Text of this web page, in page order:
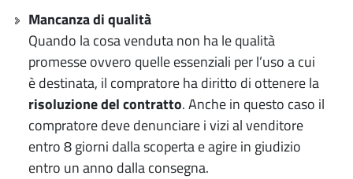
Mancanza di qualità
Quando la cosa venduta non ha le qualità
promesse ovvero quelle essenziali per l’uso a cui
è destinata, il compratore ha diritto di ottenere la
risoluzione del contratto. Anche in questo caso il
compratore deve denunciare i vizi al venditore
entro 8 giorni dalla scoperta e agire in giudizio
entro un anno dalla consegna.